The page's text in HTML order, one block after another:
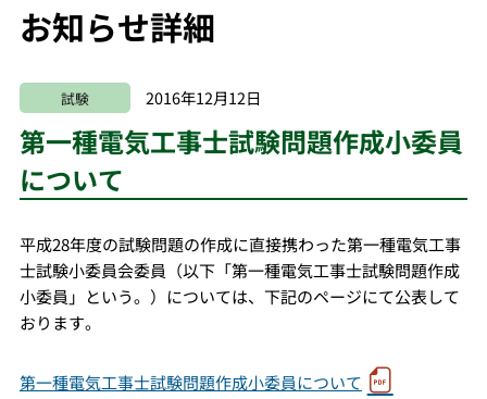
お知らせ詳細
試験 2016年12月12日
第一種電気工事士試験問題作成小委員
について
平成28年度の試験問題の作成に直接携わった第一種電気工事
士試験小委員会委員（以下「第一種電気工事士試験問題作成
小委員」という。）については、下記のページにて公表して
おります。
第一種電気工事士試験問題作成小委員について